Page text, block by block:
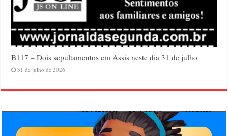
B117 – Dois sepultamentos em Assis neste dia 31 de julho
31 de julho de 2026